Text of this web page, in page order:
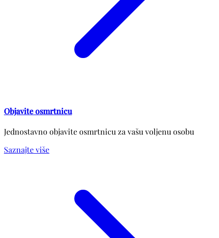
Objavite osmrtnicu
Jednostavno objavite osmrtnicu za vašu voljenu osobu
Saznajte više